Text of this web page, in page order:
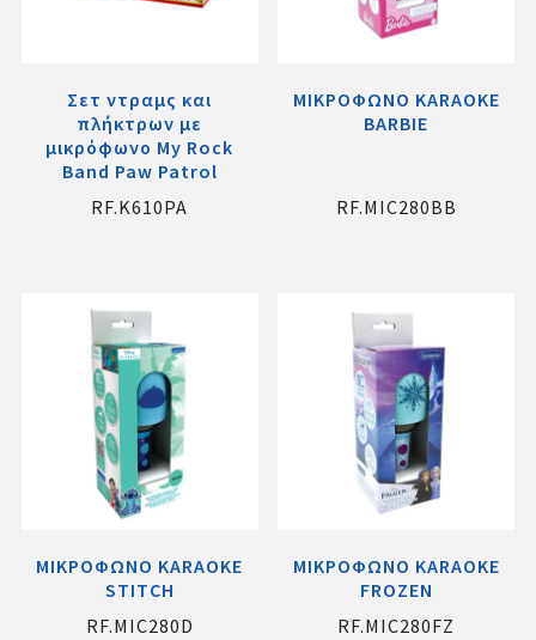
Σετ ντραμς και
πλήκτρων με
μικρόφωνο My Rock
Band Paw Patrol
RF.K610PA
ΜΙΚΡΟΦΩΝΟ KARAOKE
BARBIE
RF.MIC280BB
ΜΙΚΡΟΦΩΝΟ KARAOKE
STITCH
RF.MIC280D
ΜΙΚΡΟΦΩΝΟ KARAOKE
FROZEN
RF.MIC280FZ